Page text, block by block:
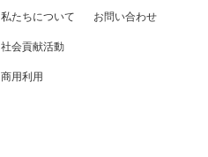
私たちについて
社会貢献活動
商用利用
お問い合わせ